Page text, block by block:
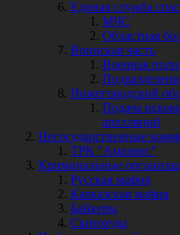
Единая служба
МЧС
Областная
Воинская часть
Военная
Нижегородский
Подача
апелляций
Негосударственные
ТРК "Амазинг"
Криминальные
Русская мафия
Кавказская мафия
Байкеры
Скинхеды